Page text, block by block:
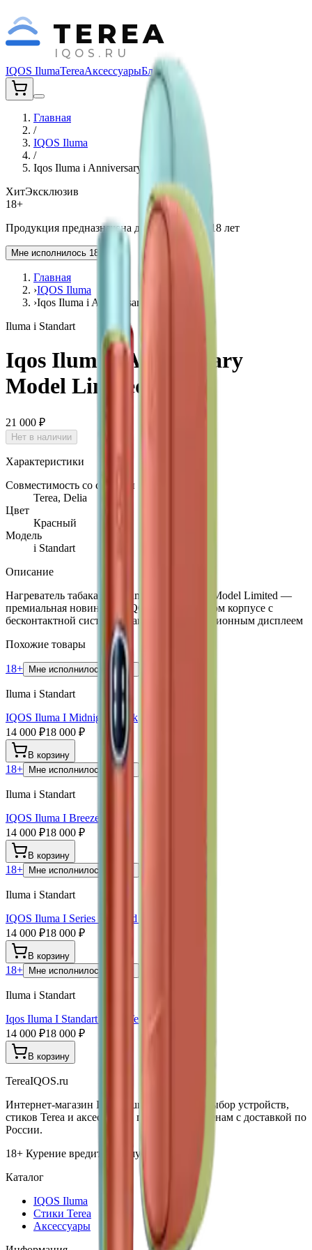
TEREA
IQOS.RU
IQOS IlumaTereaАксессуарыБлог
Главная
/
IQOS Iluma
/
Iqos Iluma i Anniversary Model Limited
ХитЭксклюзив
18+
Продукция предназначена для лиц старше 18 лет
Мне исполнилось 18 лет
Главная
›IQOS Iluma
›Iqos Iluma i Anniversary Model Limited
Iluma i Standart
Iqos Iluma i Anniversary
Model Limited
21 000 ₽
Нет в наличии
Характеристики
Совместимость со стиками
Terea, Delia
Цвет
Красный
Модель
i Standart
Описание
Нагреватель табака Iqos Iluma i Anniversary Model Limited —
премиальная новинка от IQOS в пластиковом корпусе с
бесконтактной системой нагрева и инновационным дисплеем
Похожие товары
18+ Мне исполнилось 18 лет
Iluma i Standart
IQOS Iluma I Midnight Black
14 000 ₽18 000 ₽
В корзину
18+ Мне исполнилось 18 лет
Iluma i Standart
IQOS Iluma I Breeze Blue
14 000 ₽18 000 ₽
В корзину
18+ Мне исполнилось 18 лет
Iluma i Standart
IQOS Iluma I Series Standard Leaf Green
14 000 ₽18 000 ₽
В корзину
18+ Мне исполнилось 18 лет
Iluma i Standart
Iqos Iluma I Standart Vivid Terracotta
14 000 ₽18 000 ₽
В корзину
TereaIQOS.ru
Интернет-магазин IQOS Iluma. Широкий выбор устройств,
стиков Terea и аксессуаров по выгодным ценам с доставкой по
России.
18+ Курение вредит вашему здоровью
Каталог
IQOS Iluma
Стики Terea
Аксессуары